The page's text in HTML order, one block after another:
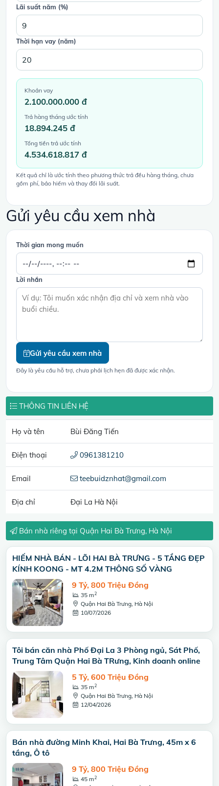
Lãi suất năm (%)
Thời hạn vay (năm)
Khoản vay
2.100.000.000 đ
Trả hàng tháng ước tính
18.894.245 đ
Tổng tiền trả ước tính
4.534.618.817 đ
Kết quả chỉ là ước tính theo phương thức trả đều hàng tháng, chưa
gồm phí, bảo hiểm và thay đổi lãi suất.
Gửi yêu cầu xem nhà
Thời gian mong muốn
Lời nhắn
Gửi yêu cầu xem nhà
Đây là yêu cầu hỗ trợ, chưa phải lịch hẹn đã được xác nhận.
THÔNG TIN LIÊN HỆ
Họ và tên Bùi Đăng Tiến
Điện thoại 0961381210
Email teebuidznhat@gmail.com
Địa chỉ Đại La Hà Nội
Bán nhà riêng tại Quận Hai Bà Trưng, Hà Nội
HIẾM NHÀ BÁN - LÕI HAI BÀ TRƯNG - 5 TẦNG ĐẸP
KÍNH KOONG - MT 4.2M THÔNG SỐ VÀNG
9 Tỷ, 800 Triệu Đồng
35 m2
Quận Hai Bà Trưng, Hà Nội
10/07/2026
Tôi bán căn nhà Phố Đại La 3 Phòng ngủ, Sát Phố,
Trung Tâm Quận Hai Bà TRưng, Kinh doanh online
5 Tỷ, 600 Triệu Đồng
35 m2
Quận Hai Bà Trưng, Hà Nội
12/04/2026
Bán nhà đường Minh Khai, Hai Bà Trưng, 45m x 6
tầng, Ô tô
9 Tỷ, 800 Triệu Đồng
45 m2